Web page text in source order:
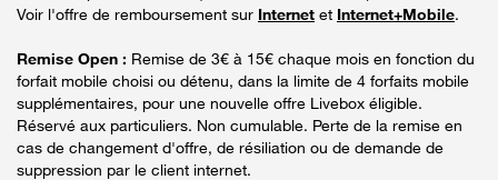
Voir l'offre de remboursement sur Internet et Internet+Mobile.
Remise Open : Remise de 3€ à 15€ chaque mois en fonction du
forfait mobile choisi ou détenu, dans la limite de 4 forfaits mobile
supplémentaires, pour une nouvelle offre Livebox éligible.
Réservé aux particuliers. Non cumulable. Perte de la remise en
cas de changement d'offre, de résiliation ou de demande de
suppression par le client internet.